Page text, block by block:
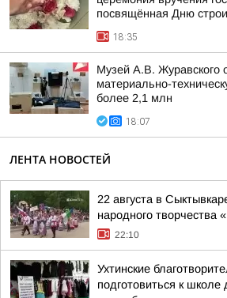
посвящённая Дню
18:35
Музей А.В. Журавского
материально-
более 2,1 млн
18:07
ЛЕНТА НОВОСТЕЙ
22 августа в
народного творчества
22:10
Ухтинские
подготовиться к школе